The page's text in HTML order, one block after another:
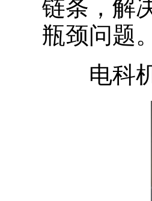
链条，解
瓶颈问题。
电科机